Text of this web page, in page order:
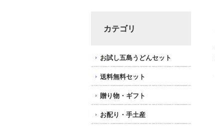
カテゴリ
お試し五島うどんセット
送料無料セット
贈り物・ギフト
お配り・手土産